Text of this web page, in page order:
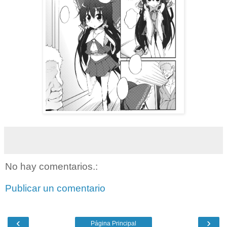
No hay comentarios.:
Publicar un comentario
‹ ›
Página Principal